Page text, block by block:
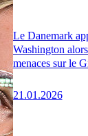
Le Danemark
Washington
menaces sur le
21.01.2026